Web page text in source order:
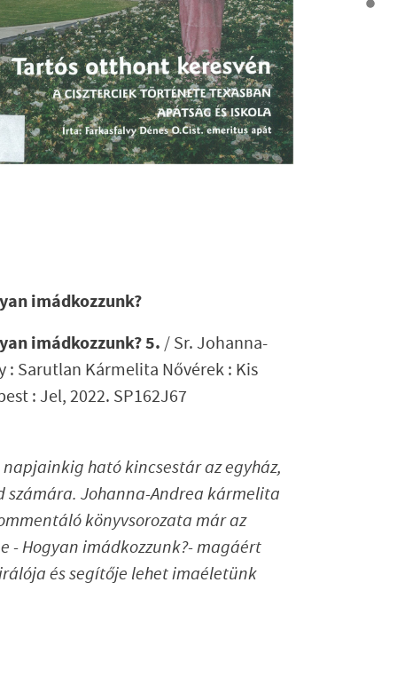
imádkozzunk?
imádkozzunk? 5./ Sr. Johanna-
: Sarutlan Kármelita Nővérek : Kis
: Jel, 2022. SP162J67
ható kincsestár az egyház,
számára. Johanna-Andrea kármelita
könyvsorozata már az
-Hogyan imádkozzunk?-magáért
és segítője lehet imaéletünk